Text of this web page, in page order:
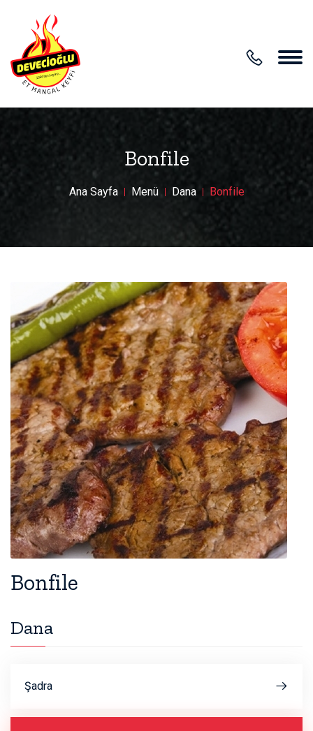
Bonfile
Ana Sayfa Menü Dana Bonfile
Bonfile
Dana
Şadra